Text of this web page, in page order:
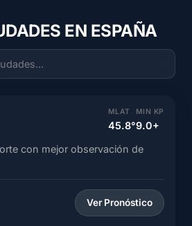
EN ESPAÑA
MLAT
45.8°
MIN KP
9.0+
con mejor observación de
Ver Pronóstico